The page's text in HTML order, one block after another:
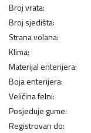
Broj vrata:
Broj sjedišta:
Strana volana:
Klima:
Materijal enterijera:
Boja enterijera:
Veličina felni:
Posjeduje gume:
Registrovan do: